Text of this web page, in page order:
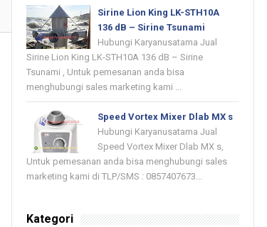
Sirine Lion King LK-STH10A
136 dB – Sirine Tsunami
Hubungi Karyanusatama Jual
Sirine Lion King LK-STH10A 136 dB – Sirine
Tsunami , Untuk pemesanan anda bisa
menghubungi sales marketing kami ...
Speed Vortex Mixer Dlab MX s
Hubungi Karyanusatama Jual
Speed Vortex Mixer Dlab MX s,
Untuk pemesanan anda bisa menghubungi sales
marketing kami di TLP/SMS : 0857407673...
Kategori